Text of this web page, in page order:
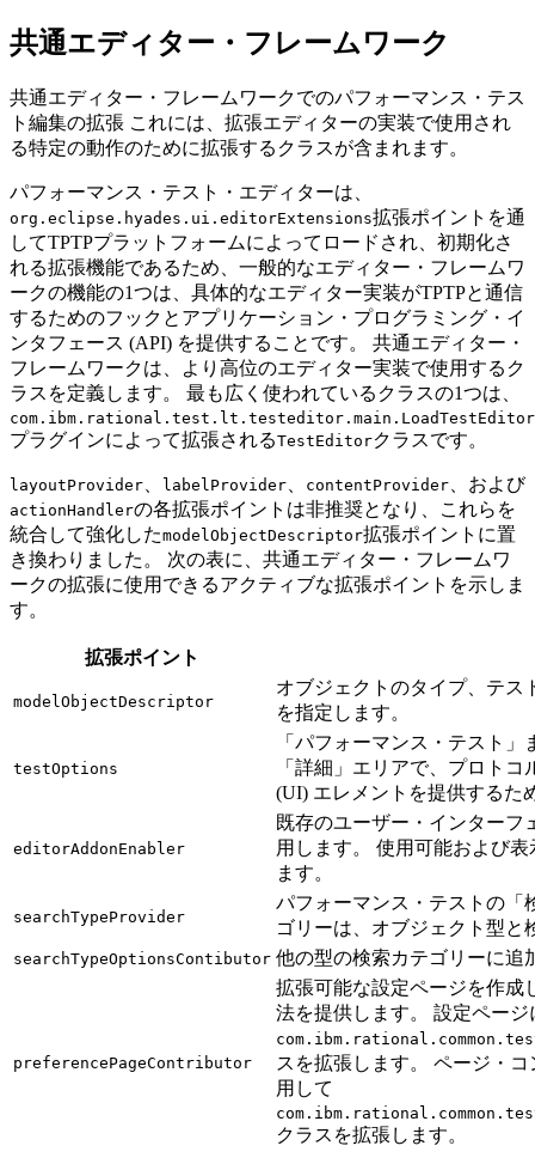
共通エディター・フレームワーク
共通エディター・フレームワークでのパフォーマンス・テス
ト編集の拡張 これには、拡張エディターの実装で使用され
る特定の動作のために拡張するクラスが含まれます。
パフォーマンス・テスト・エディターは、
org.eclipse.hyades.ui.editorExtensions拡張ポイントを通
してTPTPプラットフォームによってロードされ、初期化さ
れる拡張機能であるため、一般的なエディター・フレームワ
ークの機能の1つは、具体的なエディター実装がTPTPと通信
するためのフックとアプリケーション・プログラミング・イ
ンタフェース (API) を提供することです。 共通エディター・
フレームワークは、より高位のエディター実装で使用するク
ラスを定義します。 最も広く使われているクラスの1つは、
com.ibm.rational.test.lt.testeditor.main.LoadTestEditor
プラグインによって拡張されるTestEditorクラスです。
layoutProvider labelProvider contentProvider 、および
actionHandlerの各拡張ポイントは非推奨となり、これらを
統合して強化したmodelObjectDescriptor拡張ポイントに置
き換わりました。 次の表に、共通エディター・フレームワ
ークの拡張に使用できるアクティブな拡張ポイントを示しま
す。
拡張ポイント
modelObjectDescriptor
オブジェクトのタイプ、テス
を指定します。
testOptions
「パフォーマンス・テスト」
「詳細」 エリアで、プロトコ
(UI) エレメントを提供するた
editorAddonEnabler
既存のユーザー・インターフ
用します。 使用可能および
ます。
searchTypeProvider
パフォーマンス・テストの
ゴリーは、オブジェクト型と
searchTypeOptionsContibutor 他の型の検索カテゴリーに追
preferencePageContributor
拡張可能な設定ページを作成
法を提供します。 設定ペー
スを拡張します。 ページ・
用して
クラスを拡張します。